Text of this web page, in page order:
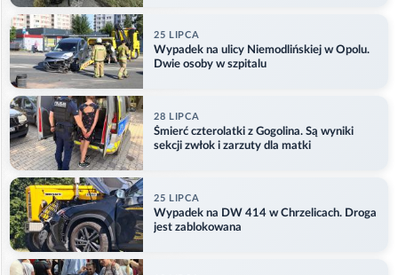
25 LIPCA
Wypadek na ulicy Niemodlińskiej w Opolu.
Dwie osoby w szpitalu
28 LIPCA
Śmierć czterolatki z Gogolina. Są wyniki
sekcji zwłok i zarzuty dla matki
25 LIPCA
Wypadek na DW 414 w Chrzelicach. Droga
jest zablokowana